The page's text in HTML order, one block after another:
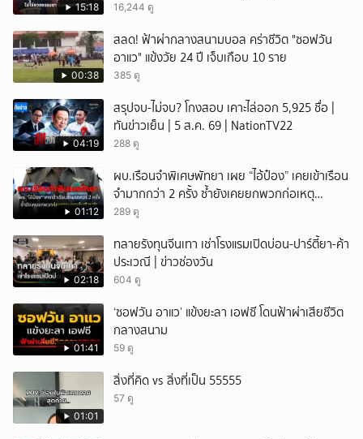
15:18 16,244 ดู
00:38
สลด! ฟ้าผ่ากลางสนามบอล คร่าชีวิต "ซอฟวัน
อาแว" แข้งวัย 24 ปี เจ็บเกือบ 10 ราย
385 ดู
04:19
สรุปจบ-ไม่จบ? โกงสอบ เคาะไล่ออก 5,925 ชื่อ |
ทันข่าวเย็น | 5 ส.ค. 69 | NationTV22
288 ดู
01:12
ผบ.เรือนจำพิเศษพัทยา เผย “ไอ้ป๋อง” เคยเข้าเรือน
จำมากกว่า 2 ครั้ง ซ้ำยังเคยยกพวกก่อเหตุ
รุuแsvในเรือนจำ
289 ดู
02:18
ทลายรังทุนจีนเทา เช่าโรงแรมเปิดบ่อน-ปาร์ตี้ยา-ค้า
ประเวณี | ข่าวช่องวัน
604 ดู
01:41
‘ซอฟวัน อาแว’ แข้งยะลา เอฟซี โดนฟ้าผ่าเสียชีวิต
กลางสนาม
59 ดู
01:01
สิ่งที่คิด vs สิ่งที่เป็น 55555
57 ดู